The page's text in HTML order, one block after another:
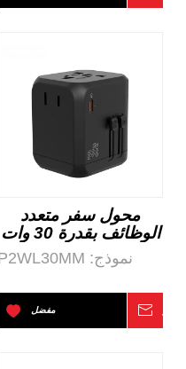
محول سفر متعدد
الوظائف بقدرة 30 وات
3A+1Cنموذج:
مفضل